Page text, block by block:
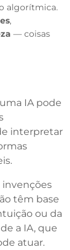
algorítmica.
,
— coisas
IA pode
interpretar
invenções
têm base
ou da
a IA, que
atuar.